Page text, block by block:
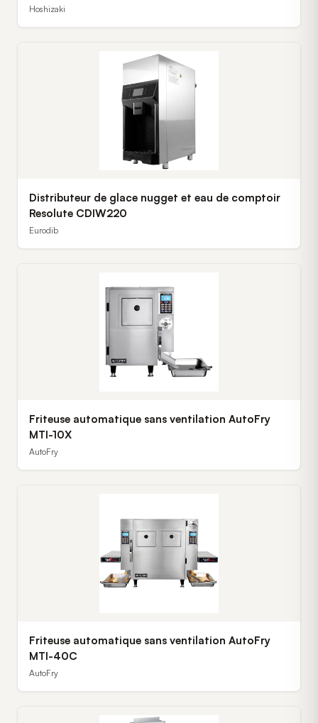
Hoshizaki
Distributeur de glace nugget et eau de comptoir
Resolute CDIW220
Eurodib
Friteuse automatique sans ventilation AutoFry
MTI-10X
AutoFry
Friteuse automatique sans ventilation AutoFry
MTI-40C
AutoFry